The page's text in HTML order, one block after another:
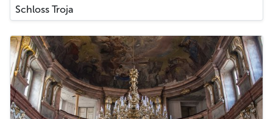
Schloss Troja